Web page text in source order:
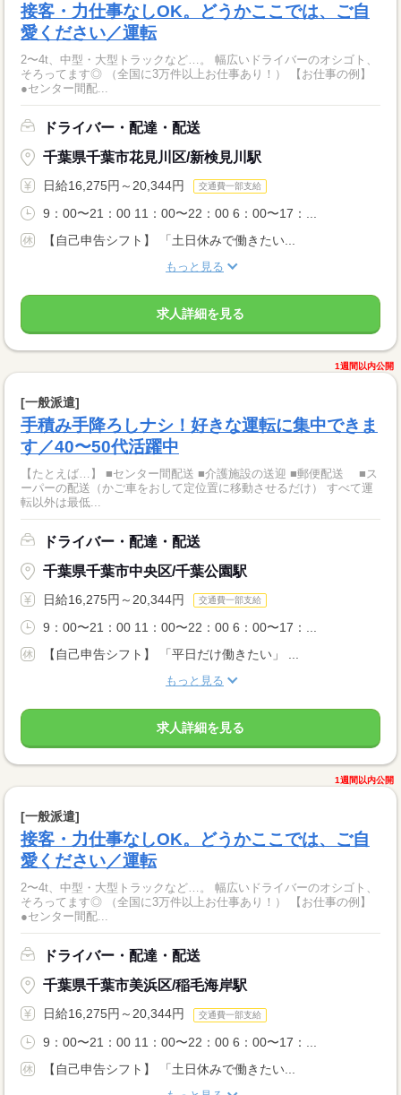
接客・力仕事なしOK。どうかここでは、ご自
愛ください／運転
2〜4t、中型・大型トラックなど…。 幅広いドライバーのオシゴト、
そろってます◎ （全国に3万件以上お仕事あり！） 【お仕事の例】
●センター間配...
ドライバー・配達・配送
千葉県千葉市花見川区/新検見川駅
日給16,275円～20,344円 交通費一部支給
9：00〜21：00 11：00〜22：00 6：00〜17：...
【自己申告シフト】 「土日休みで働きたい...
もっと見る
求人詳細を見る
1週間以内公開
[一般派遣]
手積み手降ろしナシ！好きな運転に集中できま
す／40〜50代活躍中
【たとえば…】 ■センター間配送 ■介護施設の送迎 ■郵便配送 ■ス
ーパーの配送（かご車をおして定位置に移動させるだけ） すべて運
転以外は最低...
ドライバー・配達・配送
千葉県千葉市中央区/千葉公園駅
日給16,275円～20,344円 交通費一部支給
9：00〜21：00 11：00〜22：00 6：00〜17：...
【自己申告シフト】 「平日だけ働きたい」 ...
もっと見る
求人詳細を見る
1週間以内公開
[一般派遣]
接客・力仕事なしOK。どうかここでは、ご自
愛ください／運転
2〜4t、中型・大型トラックなど…。 幅広いドライバーのオシゴト、
そろってます◎ （全国に3万件以上お仕事あり！） 【お仕事の例】
●センター間配...
ドライバー・配達・配送
千葉県千葉市美浜区/稲毛海岸駅
日給16,275円～20,344円 交通費一部支給
9：00〜21：00 11：00〜22：00 6：00〜17：...
【自己申告シフト】 「土日休みで働きたい...